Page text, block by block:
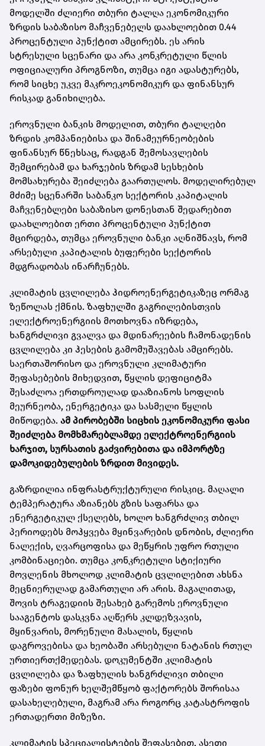
მოდელში ძლიერი თბური ტალღა ეკონომიკური
ზრდის საბაზისო მაჩვენებელს დაახლოებით 0.44
პროცენტული პუნქტით ამცირებს. ეს არის
სტრესული სცენარი და არა კონკრეტული წლის
ოფიციალური პროგნოზი, თუმცა იგი ადასტურებს,
რომ სიცხე უკვე მაკროეკონომიკურ და ფინანსურ
რისკად განიხილება.
ეროვნული ბანკის მოდელით, თბური ტალღები
ზრდის კომპანიებისა და შინამეურნეობების
ფინანსურ წნეხსაც, რადგან შემოსავლების
შემცირებამ და ხარჯების ზრდამ სესხების
მომსახურება შეიძლება გაართულოს. მოდელირებულ
მძიმე სცენარში საბანკო სექტორის კაპიტალის
მაჩვენებლები საბაზისო დონესთან შედარებით
დაახლოებით ერთი პროცენტული პუნქტით
მცირდება, თუმცა ეროვნული ბანკი აღნიშნავს, რომ
არსებული კაპიტალის ბუფერები სექტორის
მდგრადობას ინარჩუნებს.
კლიმატის ცვლილება ჰიდროენერგეტიკაზეც ორმაგ
ზეწოლას ქმნის. ზაფხულში გაგრილებისთვის
ელექტროენერგიის მოთხოვნა იზრდება,
ხანგრძლივი გვალვა და მდინარეების ჩამონადენის
ცვლილება კი ჰესების გამომუშავებას ამცირებს.
საერთაშორისო და ეროვნული კლიმატური
შეფასებების მიხედვით, წყლის დეფიციტმა
შესაძლოა ერთდროულად დააზიანოს სოფლის
მეურნეობა, ენერგეტიკა და სასმელი წყლის
მიწოდება. ამ პირობებში სიცხის ეკონომიკური ფასი
შეიძლება მომხმარებლამდე ელექტროენერგიის
ხარჯით, სურსათის გაძვირებითა და იმპორტზე
დამოკიდებულების ზრდით მივიდეს.
გაზრდილია ინფრასტრუქტურული რისკიც. მაღალი
ტემპერატურა აზიანებს გზის საფარსა და
ენერგეტიკულ ქსელებს, ხოლო ხანგრძლივ თბილ
პერიოდებს მოჰყვება მყინვარების დნობის, ძლიერი
ნალექის, ღვარცოფისა და მეწყრის უფრო რთული
კომბინაციები. თუმცა კონკრეტული სტიქიური
მოვლენის მხოლოდ კლიმატის ცვლილებით ახსნა
მეცნიერულად გამართული არ არის. მაგალითად,
შოვის ტრაგედიის შესახებ გარემოს ეროვნული
სააგენტოს დასკვნა აღწერს კლდეზვავის,
მყინვარის, მორენული მასალის, წყლის
დაგროვებისა და ხეობაში არსებული ნატანის რთულ
ურთიერთქმედებას. დოკუმენტში კლიმატის
ცვლილება და ზაფხულის ხანგრძლივი თბილი
ფაზები ფონურ ხელშემწყობ ფაქტორებს შორისაა
დასახელებული, მაგრამ არა როგორც კატასტროფის
ერთადერთი მიზეზი.
კლიმატის სპეციალისტების შეფასებით, ასეთი